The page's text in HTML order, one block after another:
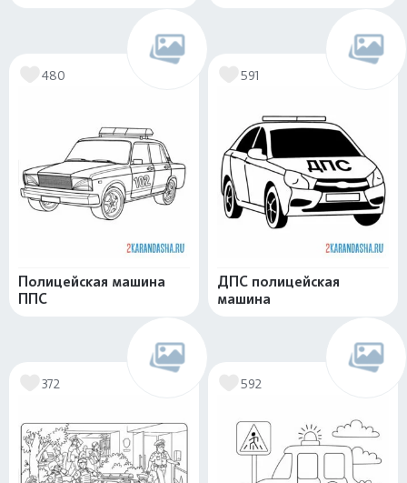
480
Полицейская машина
ППС
591
ДПС полицейская
машина
372 592